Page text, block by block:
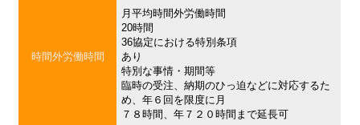
時間外労働時間
月平均時間外労働時間
20時間
36協定における特別条項
あり
特別な事情・期間等
臨時の受注、納期のひっ迫などに対応するた
め、年６回を限度に月
７８時間、年７２０時間まで延長可